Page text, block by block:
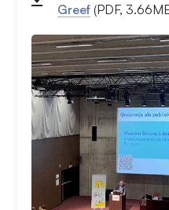
Greef (PDF,